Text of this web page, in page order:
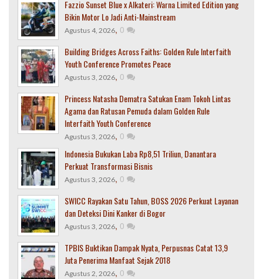
Fazzio Sunset Blue x Alkateri: Warna Limited Edition yang
Bikin Motor Lo Jadi Anti-Mainstream
Agustus 4, 2026, 0
Building Bridges Across Faiths: Golden Rule Interfaith
Youth Conference Promotes Peace
Agustus 3, 2026, 0
Princess Natasha Dematra Satukan Enam Tokoh Lintas
Agama dan Ratusan Pemuda dalam Golden Rule
Interfaith Youth Conference
Agustus 3, 2026, 0
Indonesia Bukukan Laba Rp8,51 Triliun, Danantara
Perkuat Transformasi Bisnis
Agustus 3, 2026, 0
SWICC Rayakan Satu Tahun, BOSS 2026 Perkuat Layanan
dan Deteksi Dini Kanker di Bogor
Agustus 3, 2026, 0
TPBIS Buktikan Dampak Nyata, Perpusnas Catat 13,9
Juta Penerima Manfaat Sejak 2018
Agustus 2, 2026, 0